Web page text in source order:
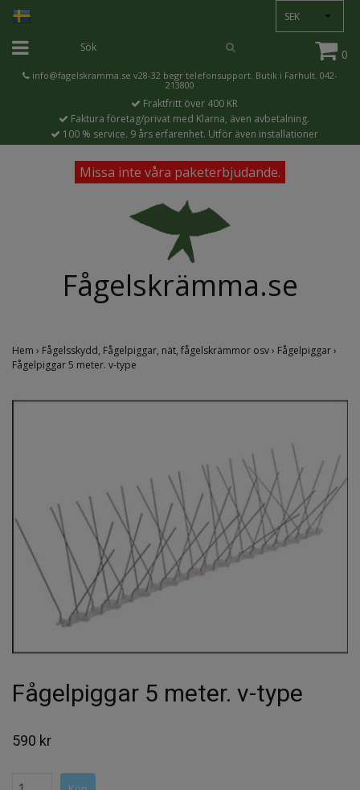
SEK
0
info@fagelskramma.se v28-32 begr telefonsupport. Butik i Farhult. 042-
213800
Fraktfritt över 400 KR
Faktura företag/privat med Klarna, även avbetalning.
100 % service. 9 års erfarenhet. Utför även installationer
Missa inte våra paketerbjudande.
Fågelskrämma.se
Hem › Fågelsskydd, Fågelpiggar, nät, fågelskrämmor osv› Fågelpiggar›
Fågelpiggar 5 meter. v-type
Fågelpiggar 5 meter. v-type
590 kr